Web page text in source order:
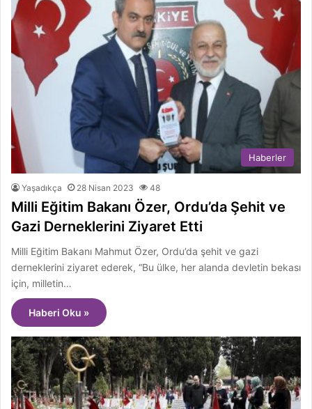
Haberler
Yaşadıkça 28 Nisan 2023 48
Milli Eğitim Bakanı Özer, Ordu’da Şehit ve
Gazi Derneklerini Ziyaret Etti
Milli Eğitim Bakanı Mahmut Özer, Ordu’da şehit ve gazi
derneklerini ziyaret ederek, “Bu ülke, her alanda devletin bekası
için, milletin…
Haberi Oku »